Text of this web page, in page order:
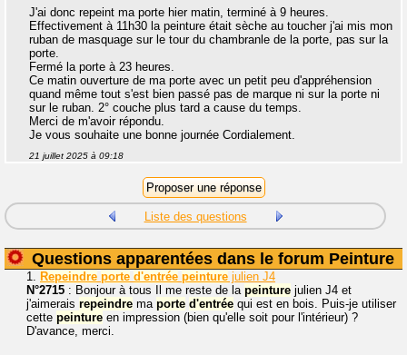
J'ai donc repeint ma porte hier matin, terminé à 9 heures.
Effectivement à 11h30 la peinture était sèche au toucher j'ai mis mon
ruban de masquage sur le tour du chambranle de la porte, pas sur la
porte.
Fermé la porte à 23 heures.
Ce matin ouverture de ma porte avec un petit peu d'appréhension
quand même tout s'est bien passé pas de marque ni sur la porte ni
sur le ruban. 2° couche plus tard a cause du temps.
Merci de m'avoir répondu.
Je vous souhaite une bonne journée Cordialement.
21 juillet 2025 à 09:18
Liste des questions
Questions apparentées dans le forum Peinture
1. Repeindre porte d'entrée peinture julien J4
N°2715 : Bonjour à tous Il me reste de la peinture julien J4 et
j'aimerais repeindre ma porte d'entrée qui est en bois. Puis-je utiliser
cette peinture en impression (bien qu'elle soit pour l'intérieur) ?
D'avance, merci.